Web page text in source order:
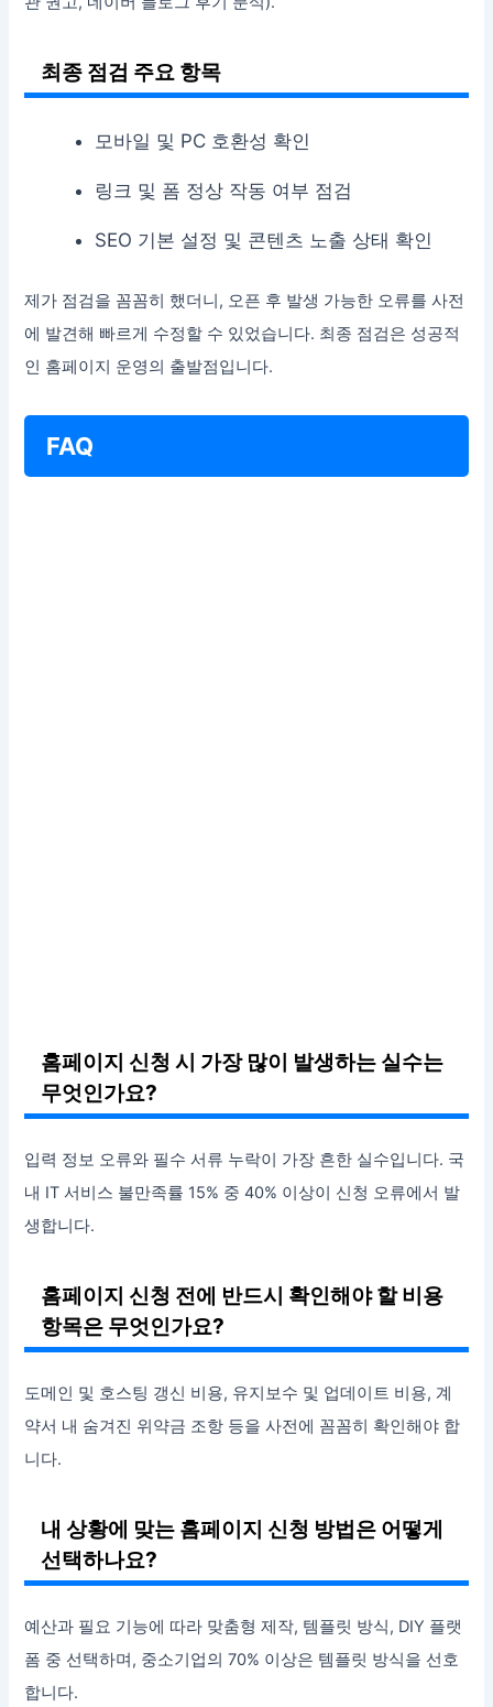
최종 점검 주요 항목
모바일 및 PC 호환성 확인
링크 및 폼 정상 작동 여부 점검
SEO 기본 설정 및 콘텐츠 노출 상태 확인
제가 점검을 꼼꼼히 했더니, 오픈 후 발생 가능한 오류를 사전
에 발견해 빠르게 수정할 수 있었습니다. 최종 점검은 성공적
인 홈페이지 운영의 출발점입니다.
FAQ
홈페이지 신청 시 가장 많이 발생하는 실수는
무엇인가요?
입력 정보 오류와 필수 서류 누락이 가장 흔한 실수입니다. 국
내 IT 서비스 불만족률 15% 중 40% 이상이 신청 오류에서 발
생합니다.
홈페이지 신청 전에 반드시 확인해야 할 비용
항목은 무엇인가요?
도메인 및 호스팅 갱신 비용, 유지보수 및 업데이트 비용, 계
약서 내 숨겨진 위약금 조항 등을 사전에 꼼꼼히 확인해야 합
니다.
내 상황에 맞는 홈페이지 신청 방법은 어떻게
선택하나요?
예산과 필요 기능에 따라 맞춤형 제작, 템플릿 방식, DIY 플랫
폼 중 선택하며, 중소기업의 70% 이상은 템플릿 방식을 선호
합니다.